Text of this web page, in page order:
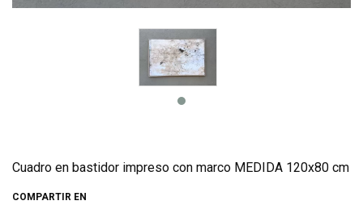
Cuadro en bastidor impreso con marco MEDIDA 120x80 cm
COMPARTIR EN